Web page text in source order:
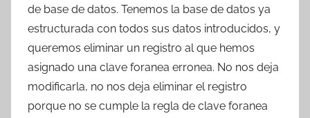
a
t
r
e
s
de base de datos. Tenemos la base de datos ya
estructurada con todos sus datos introducidos, y
queremos eliminar un registro al que hemos
asignado una clave foranea erronea. No nos deja
modificarla, no nos deja eliminar el registro
porque no se cumple la regla de clave foranea